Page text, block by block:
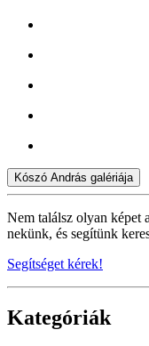
Kószó András galériája
Nem találsz olyan képet
nekünk, és segítünk
Segítséget kérek!
Kategóriák